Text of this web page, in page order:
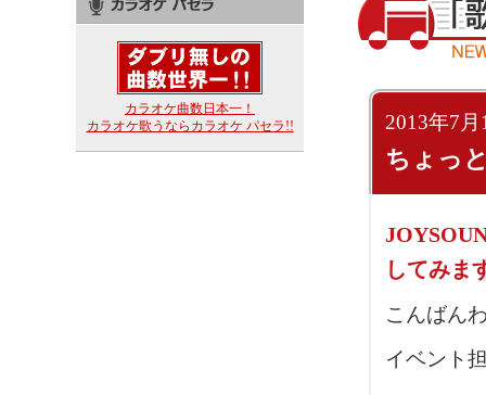
2013年7
ちょっ
してみま
こんばん
イベント
カラオケ曲数日本一！
カラオケ歌うならカラオケ パセラ!!